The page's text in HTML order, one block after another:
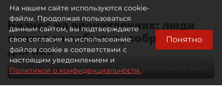
Бизнес на впечатлениях: люди
платят за событие, собранное
для них
Автор фото:
На нашем сайте используются cookie-
файлы. Продолжая пользоваться
данным сайтом, вы подтверждаете
свое согласие на использование
файлов cookie в соответствии с
настоящим уведомлением и
Политикой о конфиденциальности.
Понятно